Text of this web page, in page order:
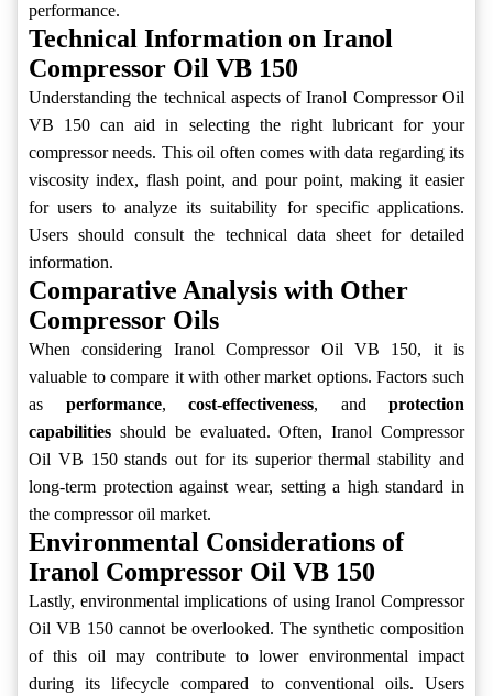
performance.
Technical Information on Iranol
Compressor Oil VB 150
Understanding the technical aspects of Iranol Compressor Oil
VB 150 can aid in selecting the right lubricant for your
compressor needs. This oil often comes with data regarding its
viscosity index, flash point, and pour point, making it easier
for users to analyze its suitability for specific applications.
Users should consult the technical data sheet for detailed
information.
Comparative Analysis with Other
Compressor Oils
When considering Iranol Compressor Oil VB 150, it is
valuable to compare it with other market options. Factors such
as performance, cost-effectiveness, and protection
capabilities should be evaluated. Often, Iranol Compressor
Oil VB 150 stands out for its superior thermal stability and
long-term protection against wear, setting a high standard in
the compressor oil market.
Environmental Considerations of
Iranol Compressor Oil VB 150
Lastly, environmental implications of using Iranol Compressor
Oil VB 150 cannot be overlooked. The synthetic composition
of this oil may contribute to lower environmental impact
during its lifecycle compared to conventional oils. Users